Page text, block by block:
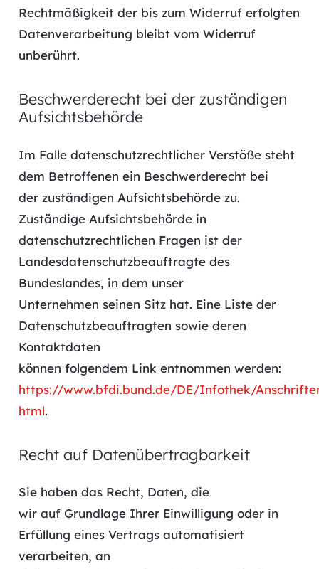
Rechtmäßigkeit der bis zum Widerruf erfolgten
Datenverarbeitung bleibt vom Widerruf
unberührt.
Beschwerderecht bei der zuständigen
Aufsichtsbehörde
Im Falle datenschutzrechtlicher Verstöße steht
dem Betroffenen ein Beschwerderecht bei
der zuständigen Aufsichtsbehörde zu.
Zuständige Aufsichtsbehörde in
datenschutzrechtlichen Fragen ist der
Landesdatenschutzbeauftragte des
Bundeslandes, in dem unser
Unternehmen seinen Sitz hat. Eine Liste der
Datenschutzbeauftragten sowie deren
Kontaktdaten
können folgendem Link entnommen werden:
https://www.bfdi.bund.de/DE/Infothek/
html.
Recht auf Datenübertragbarkeit
Sie haben das Recht, Daten, die
wir auf Grundlage Ihrer Einwilligung oder in
Erfüllung eines Vertrags automatisiert
verarbeiten, an